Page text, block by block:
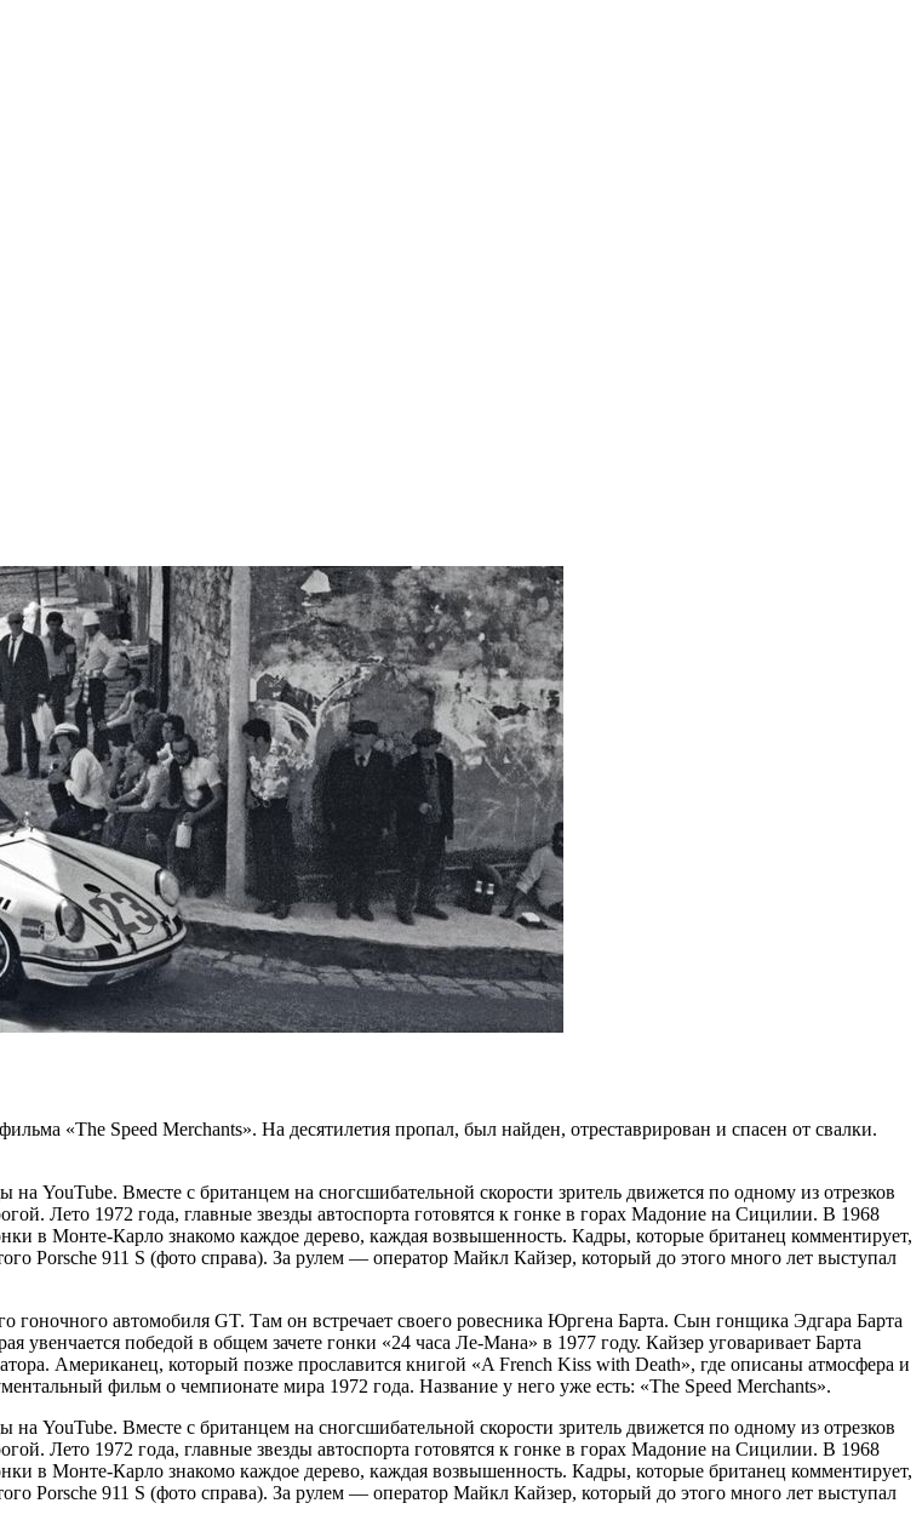
«The Speed Merchants». На десятилетия пропал, был найден, отреставрирован и спасен от свалки.
YouTube. Вместе с британцем на сногсшибательной скорости зритель движется по одному из отрезков
Лето 1972 года, главные звезды автоспорта готовятся к гонке в горах Мадоние на Сицилии. В 1968
в Монте-Карло знакомо каждое дерево, каждая возвышенность. Кадры, которые британец комментирует,
Porsche 911 S (фото справа). За рулем — оператор Майкл Кайзер, который до этого много лет выступал
гоночного автомобиля GT. Там он встречает своего ровесника Юргена Барта. Сын гонщика Эдгара Барта
увенчается победой в общем зачете гонки «24 часа Ле-Мана» в 1977 году. Кайзер уговаривает Барта
Американец, который позже прославится книгой «A French Kiss with Death», где описаны атмосфера и
фильм о чемпионате мира 1972 года. Название у него уже есть: «The Speed Merchants».
YouTube. Вместе с британцем на сногсшибательной скорости зритель движется по одному из отрезков
Лето 1972 года, главные звезды автоспорта готовятся к гонке в горах Мадоние на Сицилии. В 1968
в Монте-Карло знакомо каждое дерево, каждая возвышенность. Кадры, которые британец комментирует,
Porsche 911 S (фото справа). За рулем — оператор Майкл Кайзер, который до этого много лет выступал